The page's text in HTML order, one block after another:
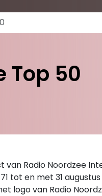
Top 50
van Radio Noordzee
tot en met 31
logo van Radio